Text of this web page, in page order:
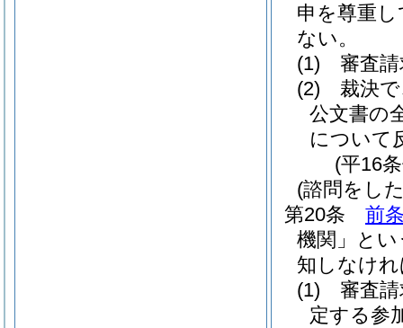
申を尊重
ない。
(1)
審査
(2)
裁決
公文書の
について
(平16
(諮問をし
第20条
前
機関」とい
知しなけ
(1)
審査
定する参